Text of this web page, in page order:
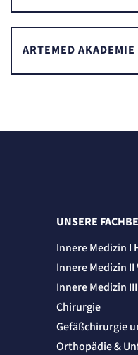
ARTEMED AKADEMIE
UNSERE
Innere Medizin I
Innere Medizin
Innere Medizin
Chirurgie
Gefäßchirurgie
Orthopädie &